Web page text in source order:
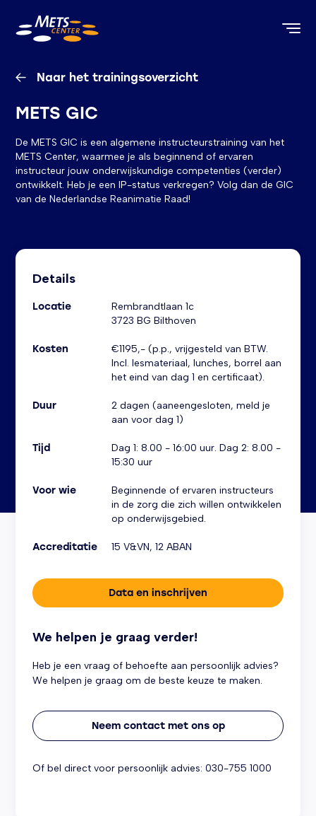
METS Center, terug naar de homepagina
Naar het trainingsoverzicht
METS GIC
De METS GIC is een algemene instructeurstraining van het
METS Center, waarmee je als beginnend of ervaren
instructeur jouw onderwijskundige competenties (verder)
ontwikkelt. Heb je een IP-status verkregen? Volg dan de GIC
van de Nederlandse Reanimatie Raad!
Informatie over de training
Details
Locatie
Rembrandtlaan 1c
3723 BG Bilthoven
Kosten
€1195,- (p.p., vrijgesteld van BTW.
Incl. lesmateriaal, lunches, borrel aan
het eind van dag 1 en certificaat).
Duur
2 dagen (aaneengesloten, meld je
aan voor dag 1)
Tijd
Dag 1: 8.00 - 16:00 uur. Dag 2: 8.00 -
15:30 uur
Voor wie
Beginnende of ervaren instructeurs
in de zorg die zich willen ontwikkelen
op onderwijsgebied.
Accreditatie 15 V&VN, 12 ABAN
Data en inschrijven
We helpen je graag verder!
Heb je een vraag of behoefte aan persoonlijk advies?
We helpen je graag om de beste keuze te maken.
Neem contact met ons op
Of bel direct voor persoonlijk advies:030-755 1000